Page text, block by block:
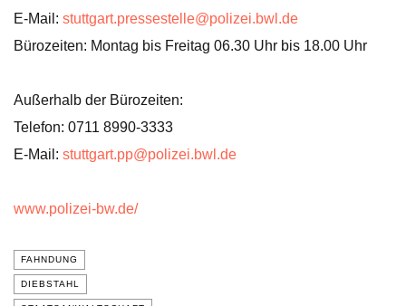
E-Mail: stuttgart.pressestelle@polizei.bwl.de
Bürozeiten: Montag bis Freitag 06.30 Uhr bis 18.00 Uhr
Außerhalb der Bürozeiten:
Telefon: 0711 8990-3333
E-Mail: stuttgart.pp@polizei.bwl.de
www.polizei-bw.de/
FAHNDUNG
DIEBSTAHL